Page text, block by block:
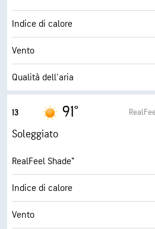
Indice di calore
Vento
Qualità dell'aria
Indice UV max
Raffiche
Umidità
Punto di rugiada
AccuLumen Brightness Index™
13 91°
Soleggiato
RealFeel Shade™
Indice di calore
Vento